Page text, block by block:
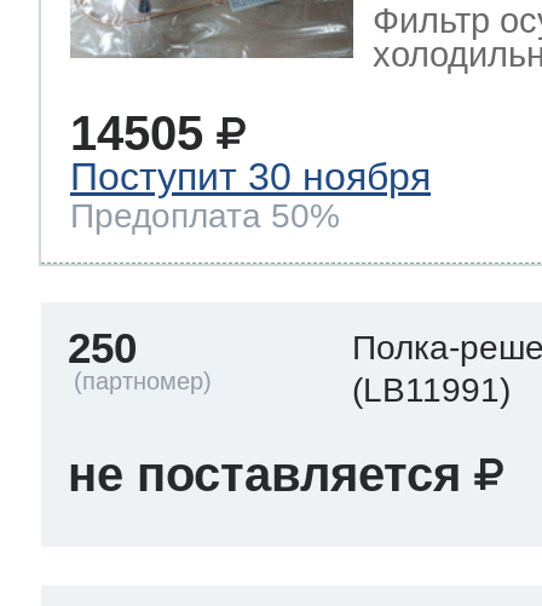
Фильтр
14505
Поступит 30 ноября
Предоплата 50%
250
Полка-
(LB11991)
не поставляется